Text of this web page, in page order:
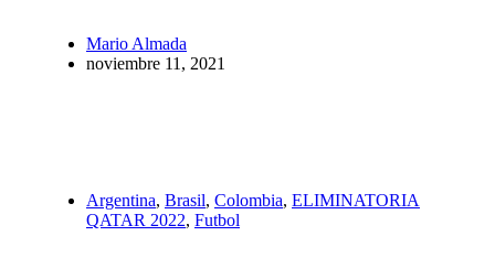
Mario Almada
noviembre 11, 2021
Argentina, Brasil, Colombia, ELIMINATORIA
QATAR 2022, Futbol